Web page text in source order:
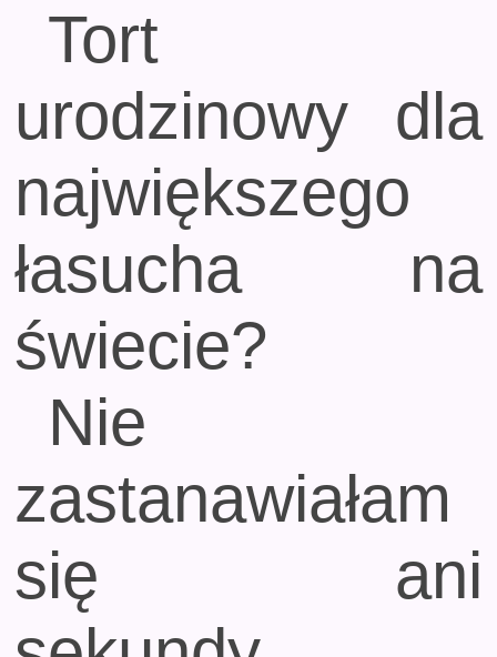
Tort
urodzinowy dla
największego
łasucha na
świecie?
Nie
zastanawiałam
się ani